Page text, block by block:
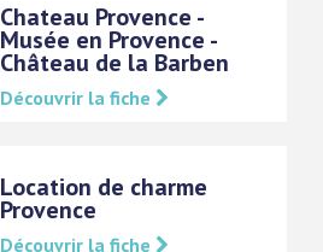
Chateau Provence -
Musée en Provence -
Château de la Barben
Découvrir la fiche
Location de charme
Provence
Découvrir la fiche